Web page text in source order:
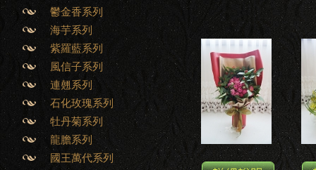
鬱金香系列
海芋系列
紫羅藍系列
風信子系列
連翹系列
石化玫瑰系列
牡丹菊系列
龍膽系列
國王萬代系列